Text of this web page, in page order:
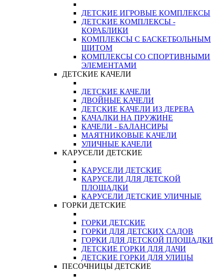
ДЕТСКИЕ ИГРОВЫЕ КОМПЛЕКСЫ
ДЕТСКИЕ КОМПЛЕКСЫ -
КОРАБЛИКИ
КОМПЛЕКСЫ С БАСКЕТБОЛЬНЫМ
ЩИТОМ
КОМПЛЕКСЫ СО СПОРТИВНЫМИ
ЭЛЕМЕНТАМИ
ДЕТСКИЕ КАЧЕЛИ
ДЕТСКИЕ КАЧЕЛИ
ДВОЙНЫЕ КАЧЕЛИ
ДЕТСКИЕ КАЧЕЛИ ИЗ ДЕРЕВА
КАЧАЛКИ НА ПРУЖИНЕ
КАЧЕЛИ - БАЛАНСИРЫ
МАЯТНИКОВЫЕ КАЧЕЛИ
УЛИЧНЫЕ КАЧЕЛИ
КАРУСЕЛИ ДЕТСКИЕ
КАРУСЕЛИ ДЕТСКИЕ
КАРУСЕЛИ ДЛЯ ДЕТСКОЙ
ПЛОЩАДКИ
КАРУСЕЛИ ДЕТСКИЕ УЛИЧНЫЕ
ГОРКИ ДЕТСКИЕ
ГОРКИ ДЕТСКИЕ
ГОРКИ ДЛЯ ДЕТСКИХ САДОВ
ГОРКИ ДЛЯ ДЕТСКОЙ ПЛОЩАДКИ
ДЕТСКИЕ ГОРКИ ДЛЯ ДАЧИ
ДЕТСКИЕ ГОРКИ ДЛЯ УЛИЦЫ
ПЕСОЧНИЦЫ ДЕТСКИЕ